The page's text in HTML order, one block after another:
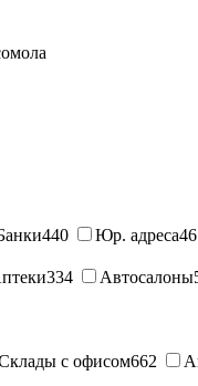
440 Юр. адреса46
334 Автосалоны
с офисом662